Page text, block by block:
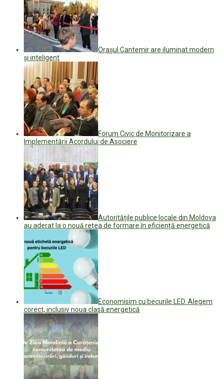
Orașul Cantemir are iluminat modern
și inteligent
Forum Civic de Monitorizare a
Implementării Acordului de Asociere
Autoritățile publice locale din Moldova
au aderat la o nouă rețea de formare în eficiență energetică
Economisim cu becurile LED. Alegem
corect, inclusiv noua clasă energetică